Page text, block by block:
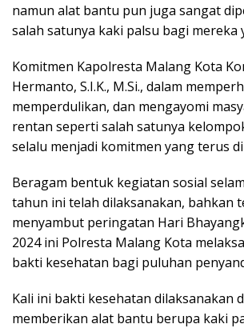
namun alat bantu pun juga sangat
salah satunya kaki palsu bagi mereka
Komitmen Kapolresta Malang Kota
Hermanto, S.I.K., M.Si., dalam
memperdulikan, dan mengayomi
rentan seperti salah satunya
selalu menjadi komitmen yang terus
Beragam bentuk kegiatan sosial
tahun ini telah dilaksanakan, bahkan
menyambut peringatan Hari
2024 ini Polresta Malang Kota
bakti kesehatan bagi puluhan
Kali ini bakti kesehatan dilaksanakan
memberikan alat bantu berupa kaki